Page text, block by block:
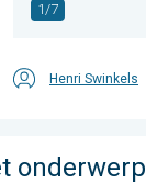
1/7
Henri Swinkels
onderwerp